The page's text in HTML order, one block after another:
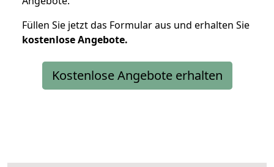
Füllen Sie jetzt das Formular aus und erhalten Sie
kostenloseAngebote.
Kostenlose Angebote erhalten